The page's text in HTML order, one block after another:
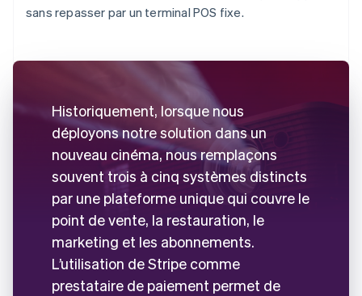
sans repasser par un terminal POS fixe.
Historiquement, lorsque nous
déployons notre solution dans un
nouveau cinéma, nous remplaçons
souvent trois à cinq systèmes distincts
par une plateforme unique qui couvre le
point de vente, la restauration, le
marketing et les abonnements.
L’utilisation de Stripe comme
prestataire de paiement permet de